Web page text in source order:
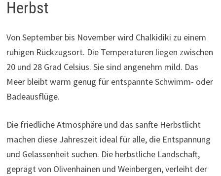
Herbst
Von September bis November wird Chalkidiki zu einem
ruhigen Rückzugsort. Die Temperaturen liegen zwischen
20 und 28 Grad Celsius. Sie sind angenehm mild. Das
Meer bleibt warm genug für entspannte Schwimm- oder
Badeausflüge.
Die friedliche Atmosphäre und das sanfte Herbstlicht
machen diese Jahreszeit ideal für alle, die Entspannung
und Gelassenheit suchen. Die herbstliche Landschaft,
geprägt von Olivenhainen und Weinbergen, verleiht der